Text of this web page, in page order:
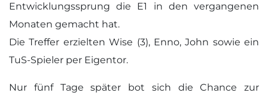
Entwicklungssprung die E1 in den vergangenen
Monaten gemacht hat.
Die Treffer erzielten Wise (3), Enno, John sowie ein
TuS-Spieler per Eigentor.
Nur fünf Tage später bot sich die Chance zur